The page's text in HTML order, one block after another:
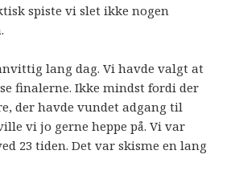
spiste vi slet ikke nogen
lang dag. Vi havde valgt at
finalerne. Ikke mindst fordi der
der havde vundet adgang til
vi jo gerne heppe på. Vi var
23 tiden. Det var skisme en lang